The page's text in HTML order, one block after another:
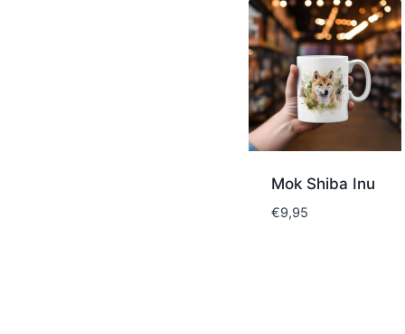
Mok Shiba Inu
€9,95